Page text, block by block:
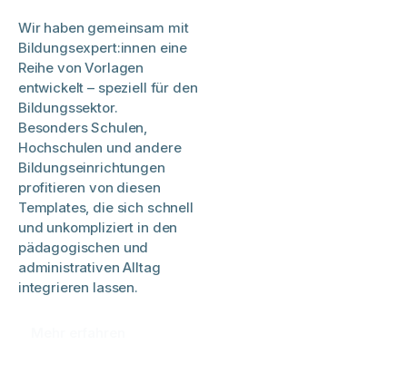
Wir haben gemeinsam mit
Bildungsexpert:innen eine
Reihe von Vorlagen
entwickelt – speziell für den
Bildungssektor.
Besonders Schulen,
Hochschulen und andere
Bildungseinrichtungen
profitieren von diesen
Templates, die sich schnell
und unkompliziert in den
pädagogischen und
administrativen Alltag
integrieren lassen.